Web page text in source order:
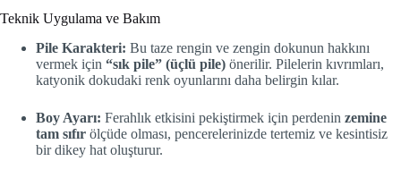
Teknik Uygulama ve Bakım
Pile Karakteri: Bu taze rengin ve zengin dokunun hakkını
vermek için “sık pile” (üçlü pile) önerilir. Pilelerin kıvrımları,
katyonik dokudaki renk oyunlarını daha belirgin kılar.
Boy Ayarı: Ferahlık etkisini pekiştirmek için perdenin zemine
tam sıfır ölçüde olması, pencerelerinizde tertemiz ve kesintisiz
bir dikey hat oluşturur.